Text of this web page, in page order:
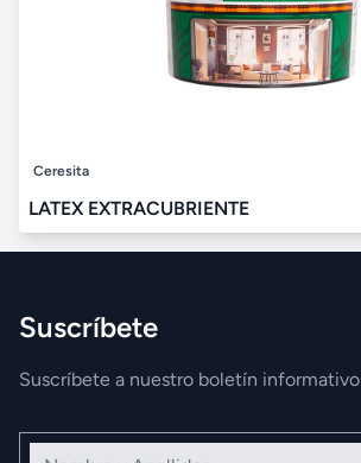
Ceresita
LATEX EXTRACUBRIENTE
Suscríbete
Suscríbete a nuestro boletín informativo
Nombre y Apellidos